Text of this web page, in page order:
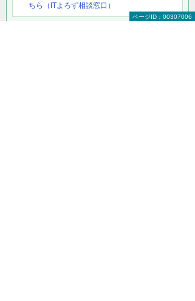
ちら（ITよろず相談窓口）
ページID：00307006